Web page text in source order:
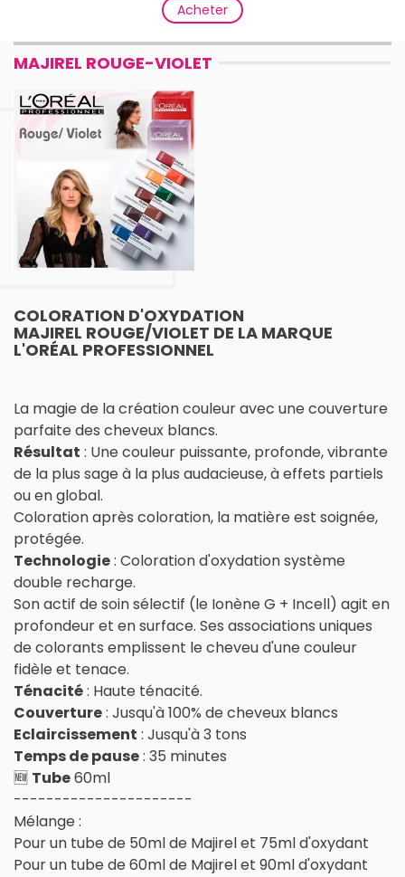
Acheter
MAJIREL ROUGE-VIOLET
COLORATION D'OXYDATION
MAJIREL ROUGE/VIOLET DE LA MARQUE
L'ORÉAL PROFESSIONNEL
La magie de la création couleur avec une couverture
parfaite des cheveux blancs.
Résultat : Une couleur puissante, profonde, vibrante
de la plus sage à la plus audacieuse, à effets partiels
ou en global.
Coloration après coloration, la matière est soignée,
protégée.
Technologie: Coloration d'oxydation système
double recharge.
Son actif de soin sélectif (le Ionène G + Incell) agit en
profondeur et en surface. Ses associations uniques
de colorants emplissent le cheveu d'une couleur
fidèle et tenace.
Ténacité: Haute ténacité.
Couverture: Jusqu'à 100% de cheveux blancs
Eclaircissement : Jusqu'à 3 tons
Temps de pause: 35 minutes
🆕 Tube60ml
----------------------
Mélange :
Pour un tube de 50ml de Majirel et 75ml d'oxydant
Pour un tube de 60ml de Majirel et 90ml d'oxydant